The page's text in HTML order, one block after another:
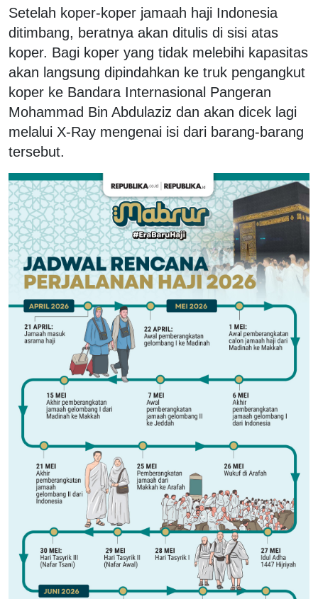
Setelah koper-koper jamaah haji Indonesia
ditimbang, beratnya akan ditulis di sisi atas
koper. Bagi koper yang tidak melebihi kapasitas
akan langsung dipindahkan ke truk pengangkut
koper ke Bandara Internasional Pangeran
Mohammad Bin Abdulaziz dan akan dicek lagi
melalui X-Ray mengenai isi dari barang-barang
tersebut.